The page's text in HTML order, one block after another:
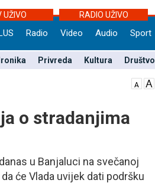
UŽIVO
RADIO UŽIVO
Radio Video Audio Sport
Privreda Kultura Društvo
o stradanjima
u Banjaluci na svečanoj
će Vlada uvijek dati podršku